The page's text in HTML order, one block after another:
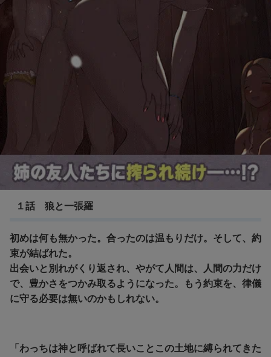
狼と香辛料
１話 狼と一張羅
初めは何も無かった。合ったのは温もりだけ。そして、約
束が結ばれた。
出会いと別れがくり返され、やがて人間は、人間の力だけ
で、豊かさをつかみ取るようになった。もう約束を、律儀
に守る必要は無いのかもしれない。
「わっちは神と呼ばれて長いことこの土地に縛られてきた